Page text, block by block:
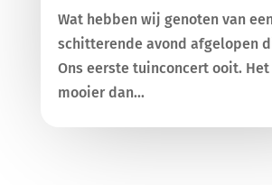
Wat hebben wij genoten van een
schitterende avond afgelopen
Ons eerste tuinconcert ooit. Het
mooier dan...